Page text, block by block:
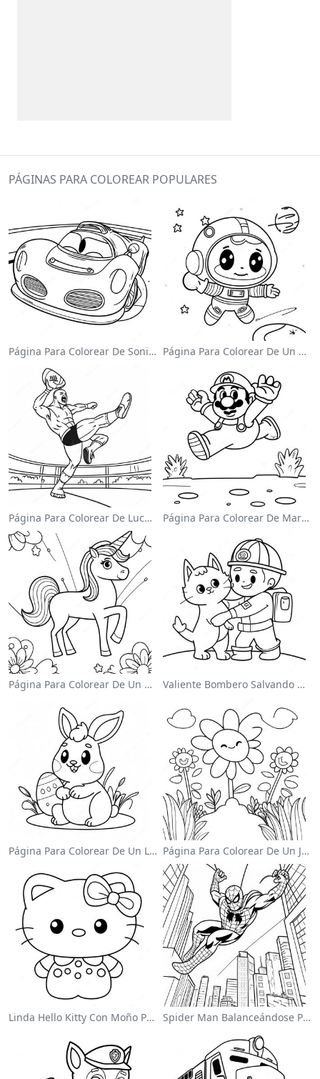
PÁGINAS PARA COLOREAR POPULARES
Página Para Colorear De Sonic El Velocista Página Para Colorear De Un Astronauta Lindo Flotando En El Espacio
Página Para Colorear De Luchador De Wwe Saltando Sobre Oponente Página Para Colorear De Mario Saltando Sobre Goombas
Página Para Colorear De Un Unicornio Mágico En Un Arcoíris Valiente Bombero Salvando Un Gato Para Colorear
Página Para Colorear De Un Lindo Conejo De Pascua Página Para Colorear De Un Jardín De Flores Coloridas
Linda Hello Kitty Con Moño Para Colorear Spider Man Balanceándose Por La Ciudad Para Colorear